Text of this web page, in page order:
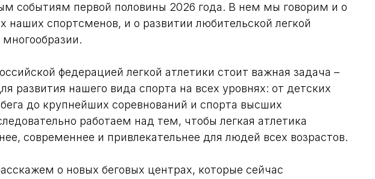
событиям первой половины 2026 года. В нем мы говорим и о
наших спортсменов, и о развитии любительской легкой
федерацией легкой атлетики стоит важная задача –
развития нашего вида спорта на всех уровнях: от детских
до крупнейших соревнований и спорта высших
работаем над тем, чтобы легкая атлетика
современнее и привлекательнее для людей всех возрастов.
о новых беговых центрах, которые сейчас